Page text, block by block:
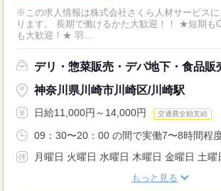
※この求人情報は株式会社さくら人材サービス
ります。 長期で働けるかた大歓迎！！ ★短期もOK♪まずは登録のみ
も大歓迎！★ 羽...
デリ・惣菜販売・デパ地下・食品販
神奈川県川崎市川崎区/川崎駅
日給11,000円～14,000円 交通費全額支給
09：30〜20：00 の間で実働7〜8時間程度
月曜日 火曜日 水曜日 木曜日 金曜日 土曜
もっと見る